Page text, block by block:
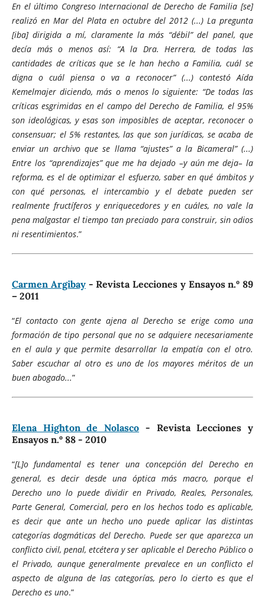
En el último Congreso Internacional de Derecho de Familia [se]
realizó en Mar del Plata en octubre del 2012 (...) La pregunta
[iba] dirigida a mí, claramente la más “débil” del panel, que
decía más o menos así: “A la Dra. Herrera, de todas las
cantidades de críticas que se le han hecho a Familia, cuál se
digna o cuál piensa o va a reconocer” (...) contestó Aída
Kemelmajer diciendo, más o menos lo siguiente: “De todas las
críticas esgrimidas en el campo del Derecho de Familia, el 95%
son ideológicas, y esas son imposibles de aceptar, reconocer o
consensuar; el 5% restantes, las que son jurídicas, se acaba de
enviar un archivo que se llama “ajustes” a la Bicameral” (...)
Entre los “aprendizajes” que me ha dejado –y aún me deja– la
reforma, es el de optimizar el esfuerzo, saber en qué ámbitos y
con qué personas, el intercambio y el debate pueden ser
realmente fructíferos y enriquecedores y en cuáles, no vale la
pena malgastar el tiempo tan preciado para construir, sin odios
ni resentimientos.”
Carmen Argibay- Revista Lecciones y Ensayos n.º 89
– 2011
“El contacto con gente ajena al Derecho se erige como una
formación de tipo personal que no se adquiere necesariamente
en el aula y que permite desarrollar la empatía con el otro.
Saber escuchar al otro es uno de los mayores méritos de un
buen abogado...”
Elena Highton de Nolasco - Revista Lecciones y
Ensayos n.º 88 - 2010
“[L]o fundamental es tener una concepción del Derecho en
general, es decir desde una óptica más macro, porque el
Derecho uno lo puede dividir en Privado, Reales, Personales,
Parte General, Comercial, pero en los hechos todo es aplicable,
es decir que ante un hecho uno puede aplicar las distintas
categorías dogmáticas del Derecho. Puede ser que aparezca un
conflicto civil, penal, etcétera y ser aplicable el Derecho Público o
el Privado, aunque generalmente prevalece en un conflicto el
aspecto de alguna de las categorías, pero lo cierto es que el
Derecho es uno.”